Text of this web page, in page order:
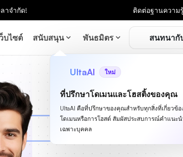
าจำกัด! ติดต่อฐานความ
บไซต์ สนับสนุน พันธมิตร สนทนากั
UltaAI ใหม่
ที่ปรึกษาโดเมนและโฮสติ้งของคุณ
UltaAI คือที่ปรึกษาของคุณสำหรับทุกสิ่งที่เกี่ยวข้อ
โดเมนหรือการโฮสต์ สัมผัสประสบการณ์คำแนะ
เฉพาะบุคคล